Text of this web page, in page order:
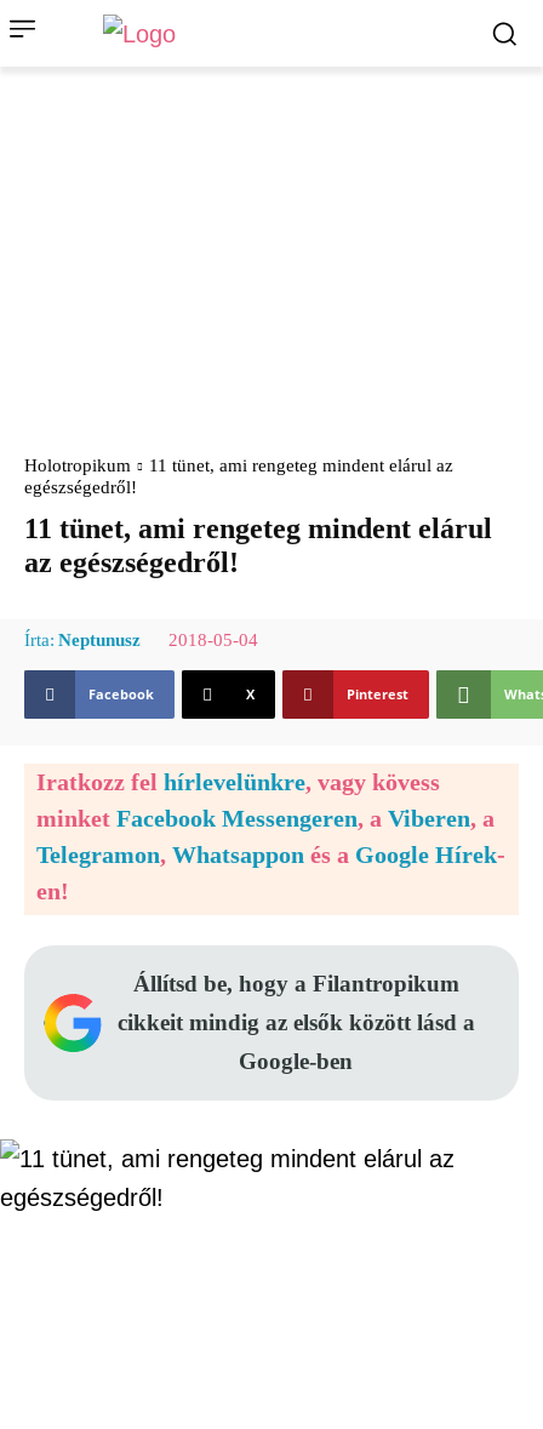
Holotropikum
11 tünet, ami rengeteg mindent elárul az
egészségedről!
11 tünet, ami rengeteg mindent elárul
az egészségedről!
Írta: Neptunusz 2018-05-04
Facebook X Pinterest
Iratkozz fel hírlevelünkre, vagy kövess
minket Facebook Messengeren, a Viberen, a
Telegramon, Whatsappon és a Google Hírek-
en!
Állítsd be, hogy a Filantropikum
cikkeit mindig az elsők között lásd a
Google-ben